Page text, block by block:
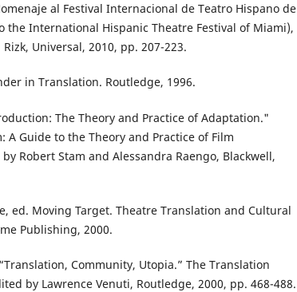
al Festival Internacional de Teatro Hispano de
the International Hispanic Theatre Festival of Miami),
Universal, 2010, pp. 207-223.
in Translation. Routledge, 1996.
The Theory and Practice of Adaptation."
A Guide to the Theory and Practice of Film
Robert Stam and Alessandra Raengo, Blackwell,
ed. Moving Target. Theatre Translation and Cultural
Publishing, 2000.
Community, Utopia.” The Translation
by Lawrence Venuti, Routledge, 2000, pp. 468-488.